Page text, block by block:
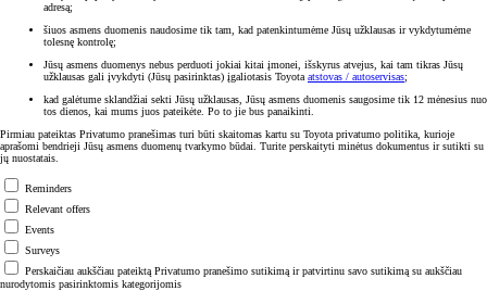
adresą;
šiuos asmens duomenis naudosime tik tam, kad patenkintumėme Jūsų užklausas ir vykdytumėme
tolesnę kontrolę;
Jūsų asmens duomenys nebus perduoti jokiai kitai įmonei, išskyrus atvejus, kai tam tikras Jūsų
užklausas gali įvykdyti (Jūsų pasirinktas) įgaliotasis Toyota atstovas / autoservisas;
kad galėtume sklandžiai sekti Jūsų užklausas, Jūsų asmens duomenis saugosime tik 12 mėnesius nuo
tos dienos, kai mums juos pateikėte. Po to jie bus panaikinti.
Pirmiau pateiktas Privatumo pranešimas turi būti skaitomas kartu su Toyota privatumo politika, kurioje
aprašomi bendrieji Jūsų asmens duomenų tvarkymo būdai. Turite perskaityti minėtus dokumentus ir sutikti su
jų nuostatais.
Reminders
Relevant offers
Events
Surveys
Perskaičiau aukščiau pateiktą Privatumo pranešimo sutikimą ir patvirtinu savo sutikimą su aukščiau
nurodytomis pasirinktomis kategorijomis